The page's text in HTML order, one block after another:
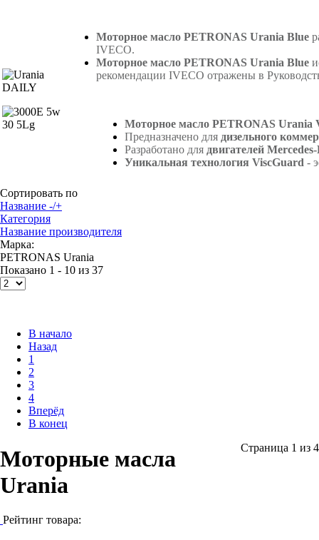
Моторное масло PETRONAS Urania Blue
IVECO.
Моторное масло PETRONAS Urania Blue
рекомендации IVECO отражены в
Моторное масло PETRONAS Urania
Предназначено для дизельного
Разработано для двигателей
Уникальная технология ViscGuard -
Сортировать по
Название -/+
Категория
Название производителя
Марка:
PETRONAS Urania
Показано 1 - 10 из 37
В начало
Назад
1
2
3
4
Вперёд
В конец
Страница 1 из 4
Моторные масла
Urania
Рейтинг товара: